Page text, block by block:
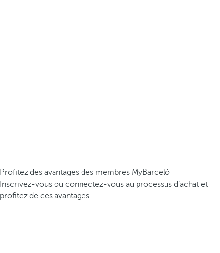
Profitez des avantages des membres MyBarceló
Inscrivez-vous ou connectez-vous au processus d’achat et
profitez de ces avantages.